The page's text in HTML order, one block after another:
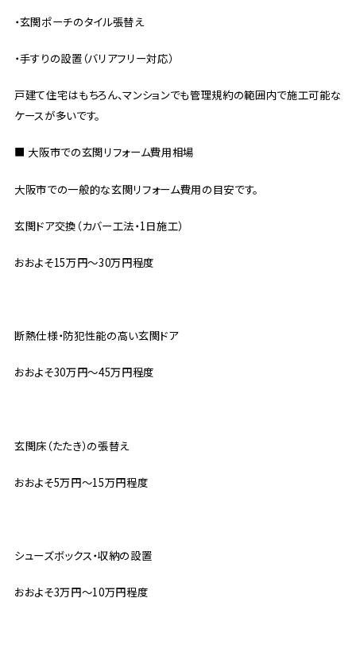
・玄関ポーチのタイル張替え
・手すりの設置（バリアフリー対応）
戸建て住宅はもちろん、マンションでも管理規約の範囲内で施工可能な
ケースが多いです。
■ 大阪市での玄関リフォーム費用相場
大阪市での一般的な玄関リフォーム費用の目安です。
玄関ドア交換（カバー工法・1日施工）
おおよそ15万円〜30万円程度
断熱仕様・防犯性能の高い玄関ドア
おおよそ30万円〜45万円程度
玄関床（たたき）の張替え
おおよそ5万円〜15万円程度
シューズボックス・収納の設置
おおよそ3万円〜10万円程度